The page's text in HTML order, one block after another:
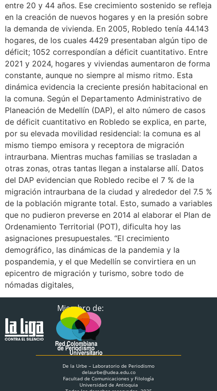
entre 20 y 44 años. Ese crecimiento sostenido se refleja
en la creación de nuevos hogares y en la presión sobre
la demanda de vivienda. En 2005, Robledo tenía 44.143
hogares, de los cuales 4429 presentaban algún tipo de
déficit; 1052 correspondían a déficit cuantitativo. Entre
2021 y 2024, hogares y viviendas aumentaron de forma
constante, aunque no siempre al mismo ritmo. Esta
dinámica evidencia la creciente presión habitacional en
la comuna. Según el Departamento Administrativo de
Planeación de Medellín (DAP), el alto número de casos
de déficit cuantitativo en Robledo se explica, en parte,
por su elevada movilidad residencial: la comuna es al
mismo tiempo emisora y receptora de migración
intraurbana. Mientras muchas familias se trasladan a
otras zonas, otras tantas llegan a instalarse allí. Datos
del DAP evidencian que Robledo recibe el 7 % de la
migración intraurbana de la ciudad y alrededor del 7.5 %
de la población migrante total. Esto, sumado a variables
que no pudieron preverse en 2014 al elaborar el Plan de
Ordenamiento Territorial (POT), dificulta hoy las
asignaciones presupuestales. “El crecimiento
demográfico, las dinámicas de la pandemia y la
pospandemia, y el que Medellín se convirtiera en un
epicentro de migración y turismo, sobre todo de
nómadas digitales,
Miembro de:
De la Urbe – Laboratorio de Periodismo
delaurbe@udea.edu.co
Facultad de Comunicaciones y Filología
Universidad de Antioquia